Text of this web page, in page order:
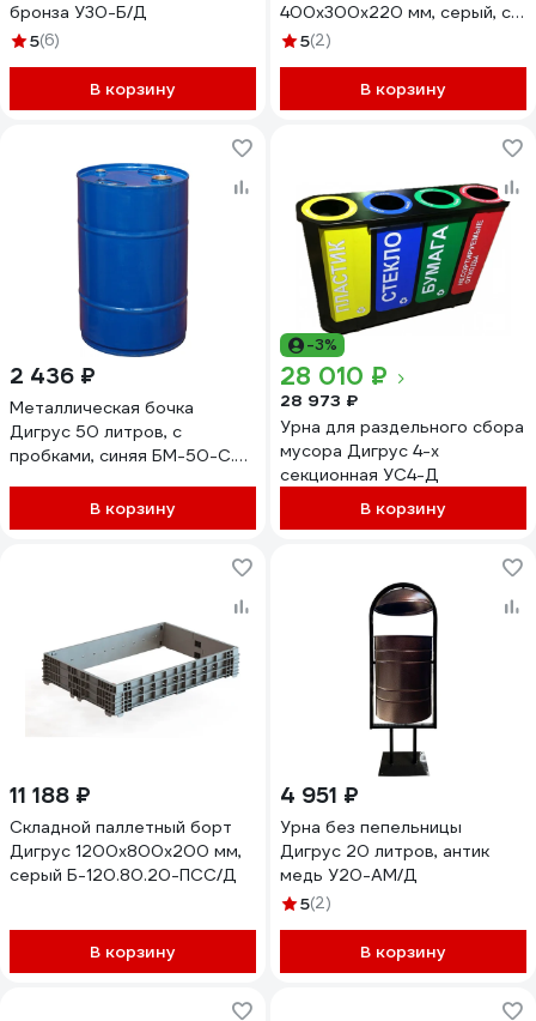
бронза У30-Б/Д
5(6)
В корзину
400х300х220 мм, серый, с
гладким дном EC4322-ЯС/Д
5(2)
В корзину
2 436 ₽
Металлическая бочка
Дигрус 50 литров, с
пробками, синяя БМ-50-С.п/
В корзину
-3%
28 010 ₽
28 973 ₽
Урна для раздельного сбора
мусора Дигрус 4-х
секционная УС4-Д
В корзину
11 188 ₽
Складной паллетный борт
Дигрус 1200x800x200 мм,
серый Б-120.80.20-ПСС/Д
В корзину
4 951 ₽
Урна без пепельницы
Дигрус 20 литров, антик
медь У20-АМ/Д
5(2)
В корзину